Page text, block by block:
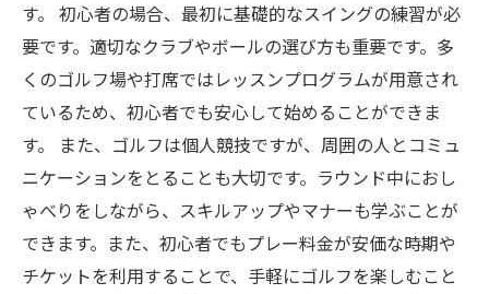
す。 初心者の場合、最初に基礎的なスイングの練習が必
要です。適切なクラブやボールの選び方も重要です。多
くのゴルフ場や打席ではレッスンプログラムが用意され
ているため、初心者でも安心して始めることができま
す。 また、ゴルフは個人競技ですが、周囲の人とコミュ
ニケーションをとることも大切です。ラウンド中におし
ゃべりをしながら、スキルアップやマナーも学ぶことが
できます。また、初心者でもプレー料金が安価な時期や
チケットを利用することで、手軽にゴルフを楽しむこと